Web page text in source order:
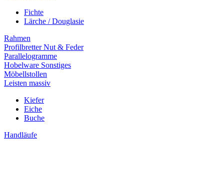
Fichte
Lärche / Douglasie
Rahmen
Profilbretter Nut & Feder
Parallelogramme
Hobelware Sonstiges
Möbellstollen
Leisten massiv
Kiefer
Eiche
Buche
Handläufe